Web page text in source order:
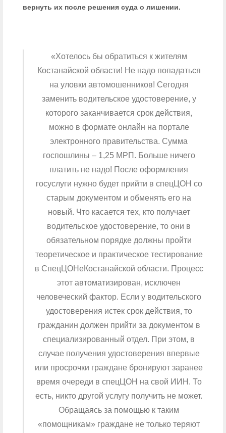
вернуть их после решения суда о лишении.
«Хотелось бы обратиться к жителям
Костанайской области! Не надо попадаться
на уловки автомошенников! Сегодня
заменить водительское удостоверение, у
которого заканчивается срок действия,
можно в формате онлайн на портале
электронного правительства. Сумма
госпошлины – 1,25 МРП. Больше ничего
платить не надо! После оформления
госуслуги нужно будет прийти в спецЦОН со
старым документом и обменять его на
новый. Что касается тех, кто получает
водительское удостоверение, то они в
обязательном порядке должны пройти
теоретическое и практическое тестирование
в СпецЦОНеКостанайской области. Процесс
этот автоматизирован, исключен
человеческий фактор. Если у водительского
удостоверения истек срок действия, то
гражданин должен прийти за документом в
специализированный отдел. При этом, в
случае получения удостоверения впервые
или просрочки граждане бронируют заранее
время очереди в спецЦОН на свой ИИН. То
есть, никто другой услугу получить не может.
Обращаясь за помощью к таким
«помощникам» граждане не только теряют